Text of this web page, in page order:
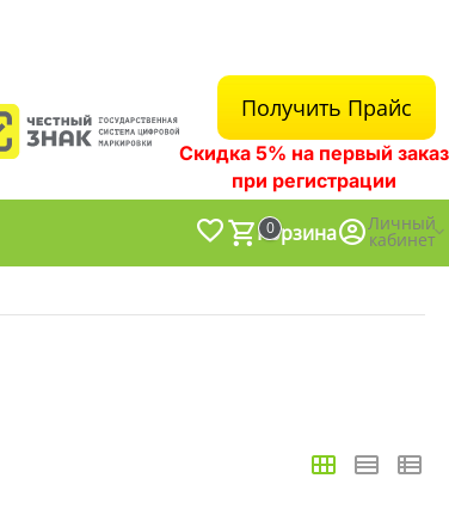
Получить Прайс
Скидка 5% на первый заказ
при регистрации
0
Корзина Личный
кабинет